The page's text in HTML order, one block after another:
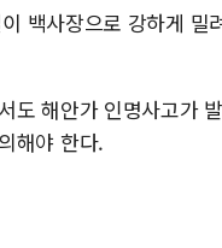
백사장으로 강하게 밀
도 해안가 인명사고가
해야 한다.